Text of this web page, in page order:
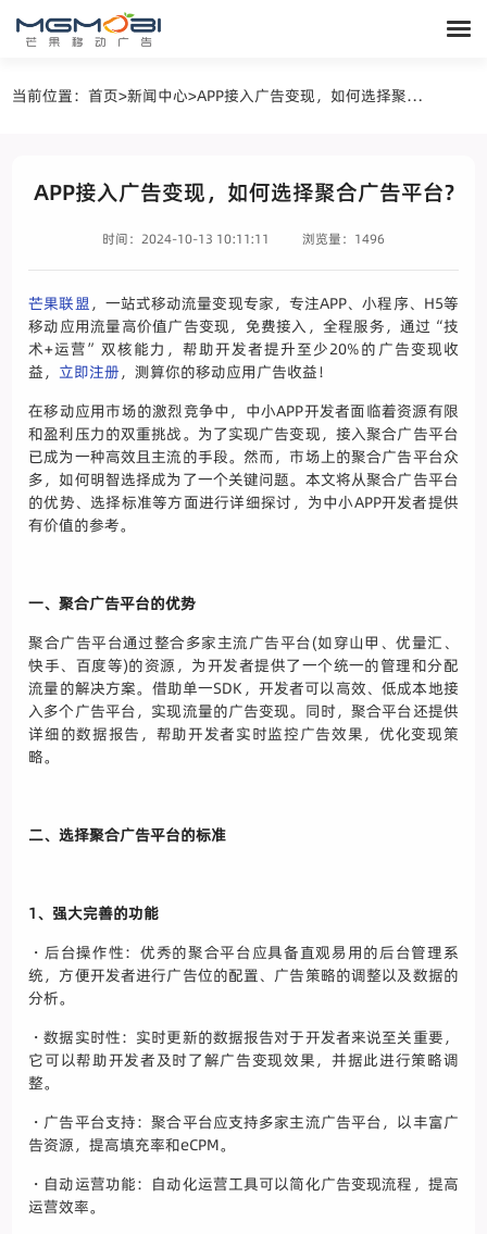
当前位置：首页>新闻中心> APP接入广告变现，如何选择聚合广告平台?
APP接入广告变现，如何选择聚合广告平台?
时间：2024-10-13 10:11:11 浏览量：1496
芒果联盟，一站式移动流量变现专家，专注APP、小程序、H5等
移动应用流量高价值广告变现，免费接入，全程服务，通过“技
术+运营”双核能力，帮助开发者提升至少20%的广告变现收
益， 立即注册，测算你的移动应用广告收益！
在移动应用市场的激烈竞争中，中小APP开发者面临着资源有限
和盈利压力的双重挑战。为了实现广告变现，接入聚合广告平台
已成为一种高效且主流的手段。然而，市场上的聚合广告平台众
多，如何明智选择成为了一个关键问题。本文将从聚合广告平台
的优势、选择标准等方面进行详细探讨，为中小APP开发者提供
有价值的参考。
一、聚合广告平台的优势
聚合广告平台通过整合多家主流广告平台(如穿山甲、优量汇、
快手、百度等)的资源，为开发者提供了一个统一的管理和分配
流量的解决方案。借助单一SDK，开发者可以高效、低成本地接
入多个广告平台，实现流量的广告变现。同时，聚合平台还提供
详细的数据报告，帮助开发者实时监控广告效果，优化变现策
略。
二、选择聚合广告平台的标准
1、强大完善的功能
・后台操作性：优秀的聚合平台应具备直观易用的后台管理系
统，方便开发者进行广告位的配置、广告策略的调整以及数据的
分析。
・数据实时性：实时更新的数据报告对于开发者来说至关重要，
它可以帮助开发者及时了解广告变现效果，并据此进行策略调
整。
・广告平台支持：聚合平台应支持多家主流广告平台，以丰富广
告资源，提高填充率和eCPM。
・自动运营功能：自动化运营工具可以简化广告变现流程，提高
运营效率。